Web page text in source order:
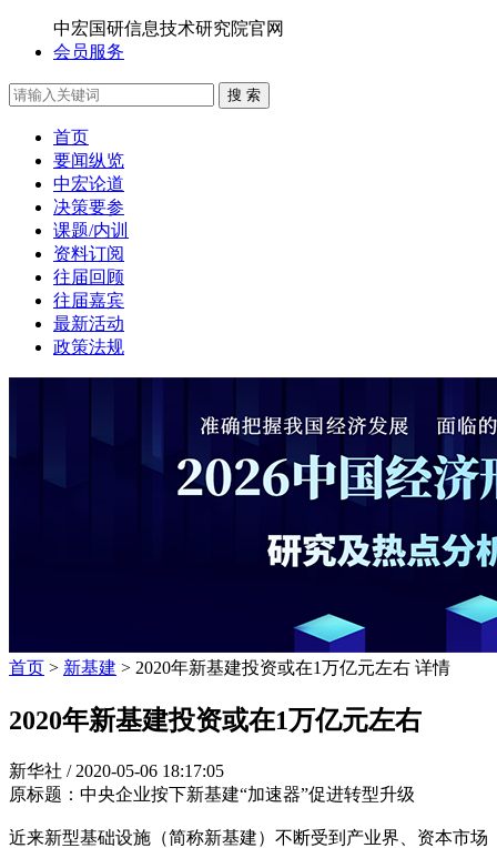
中宏国研信息技术研究院官网
会员服务
搜 索
首页
要闻纵览
中宏论道
决策要参
课题/内训
资料订阅
往届回顾
往届嘉宾
最新活动
政策法规
首页 > 新基建 > 2020年新基建投资或在1万亿元左右 详情
2020年新基建投资或在1万亿元左右
新华社 / 2020-05-06 18:17:05
原标题：中央企业按下新基建“加速器”促进转型升级
近来新型基础设施（简称新基建）不断受到产业界、资本市场